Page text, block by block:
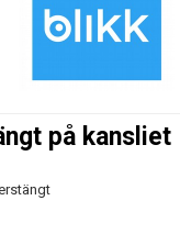
på kansliet